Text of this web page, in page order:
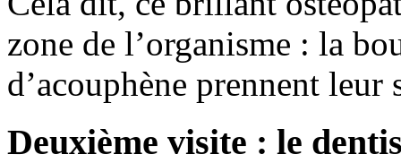
zone de l’organisme : la
d’acouphène prennent leur
Deuxième visite : le